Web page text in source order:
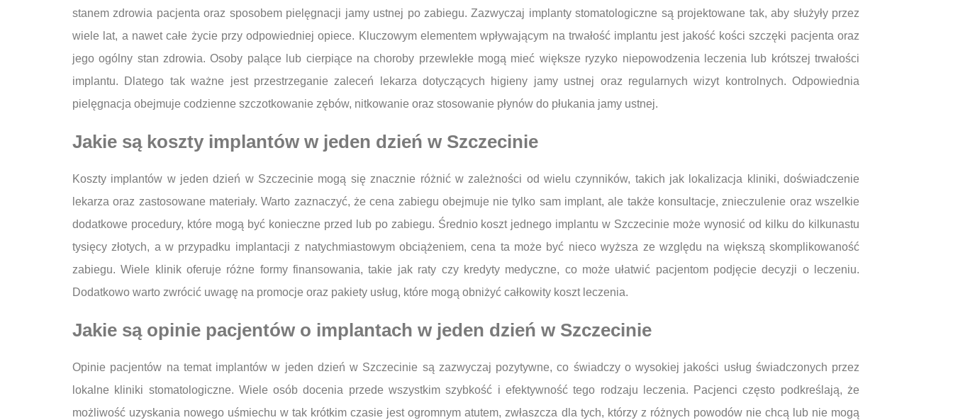
stanem zdrowia pacjenta oraz sposobem pielęgnacji jamy ustnej po zabiegu. Zazwyczaj implanty stomatologiczne są projektowane tak, aby służyły przez
wiele lat, a nawet całe życie przy odpowiedniej opiece. Kluczowym elementem wpływającym na trwałość implantu jest jakość kości szczęki pacjenta oraz
jego ogólny stan zdrowia. Osoby palące lub cierpiące na choroby przewlekłe mogą mieć większe ryzyko niepowodzenia leczenia lub krótszej trwałości
implantu. Dlatego tak ważne jest przestrzeganie zaleceń lekarza dotyczących higieny jamy ustnej oraz regularnych wizyt kontrolnych. Odpowiednia
pielęgnacja obejmuje codzienne szczotkowanie zębów, nitkowanie oraz stosowanie płynów do płukania jamy ustnej.
Jakie są koszty implantów w jeden dzień w Szczecinie
Koszty implantów w jeden dzień w Szczecinie mogą się znacznie różnić w zależności od wielu czynników, takich jak lokalizacja kliniki, doświadczenie
lekarza oraz zastosowane materiały. Warto zaznaczyć, że cena zabiegu obejmuje nie tylko sam implant, ale także konsultacje, znieczulenie oraz wszelkie
dodatkowe procedury, które mogą być konieczne przed lub po zabiegu. Średnio koszt jednego implantu w Szczecinie może wynosić od kilku do kilkunastu
tysięcy złotych, a w przypadku implantacji z natychmiastowym obciążeniem, cena ta może być nieco wyższa ze względu na większą skomplikowaność
zabiegu. Wiele klinik oferuje różne formy finansowania, takie jak raty czy kredyty medyczne, co może ułatwić pacjentom podjęcie decyzji o leczeniu.
Dodatkowo warto zwrócić uwagę na promocje oraz pakiety usług, które mogą obniżyć całkowity koszt leczenia.
Jakie są opinie pacjentów o implantach w jeden dzień w Szczecinie
Opinie pacjentów na temat implantów w jeden dzień w Szczecinie są zazwyczaj pozytywne, co świadczy o wysokiej jakości usług świadczonych przez
lokalne kliniki stomatologiczne. Wiele osób docenia przede wszystkim szybkość i efektywność tego rodzaju leczenia. Pacjenci często podkreślają, że
możliwość uzyskania nowego uśmiechu w tak krótkim czasie jest ogromnym atutem, zwłaszcza dla tych, którzy z różnych powodów nie chcą lub nie mogą